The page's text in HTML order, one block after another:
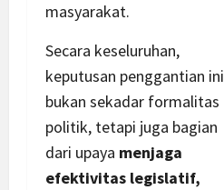
masyarakat.
Secara keseluruhan,
keputusan penggantian ini
bukan sekadar formalitas
politik, tetapi juga bagian
dari upaya menjaga
efektivitas legislatif,